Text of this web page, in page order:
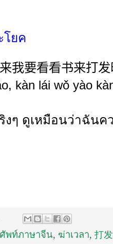
โยค
我要看看书来打
kàn lái wǒ yào
งๆ ดูเหมือนว่าฉันค
พท์ภาษาจีน, ฆ่าเวลา, 打